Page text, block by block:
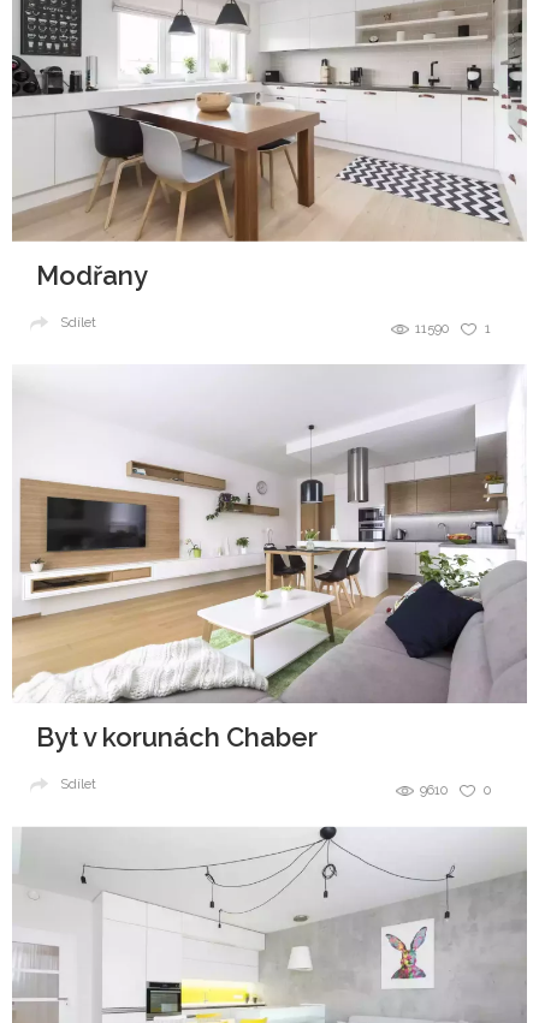
Modřany
1
11590
Sdílet
Byt v korunách Chaber
0
9610
Sdílet